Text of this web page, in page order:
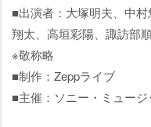
■出演者：大塚明夫、中
翔太、高垣彩陽、諏訪部
※敬称略
■制作：Zeppライブ
■主催：ソニー・ミュー